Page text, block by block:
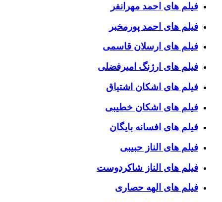
فیلم های احمد مهرانفر
فیلم های احمد پورمخبر
فیلم های ارسلان قاسمی
فیلم های ارژنگ امیرفضلی
فیلم های اشکان اشتیاق
فیلم های اشکان خطیبی
فیلم های افسانه بایگان
فیلم های الناز حبیبی
فیلم های الناز شاکردوست
فیلم های الهه حصاری